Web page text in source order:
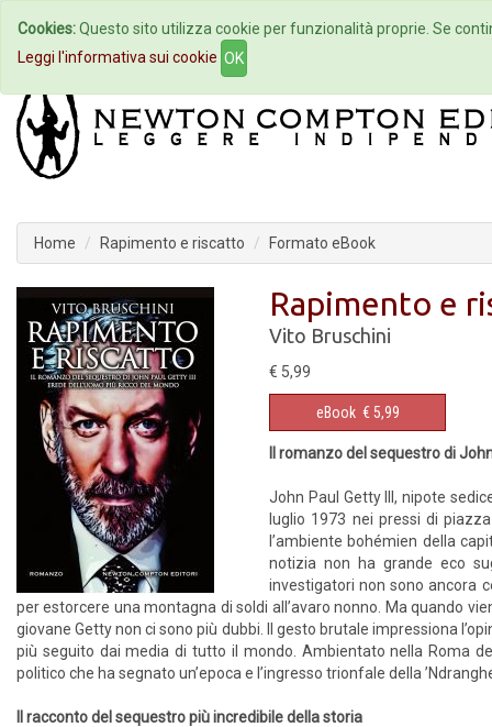
Home Autori Eventi
Home Rapimento e riscatto Formato eBook
Rapimento e
Vito Bruschini
€ 5,99
eBook € 5,99
Il romanzo del sequestro di
John Paul Getty III, nipote
luglio 1973 nei pressi di
l’ambiente bohémien della
notizia non ha grande eco
investigatori non sono ancora
per estorcere una montagna di soldi all’avaro nonno. Ma quando
giovane Getty non ci sono più dubbi. Il gesto brutale impressiona
più seguito dai media di tutto il mondo. Ambientato nella Roma
politico che ha segnato un’epoca e l’ingresso trionfale della
Il racconto del sequestro più incredibile della storia
Cookies:Questo sito utilizza cookie per funzionalità proprie. Se
Leggi l'informativa sui cookie OK